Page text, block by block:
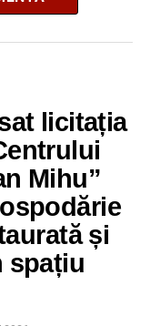
licitația
Mihu”
și
spațiu